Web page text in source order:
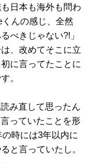
日本も海外も問わ
んの感じ、全然
べきじゃない?!」
、改めてそこに立
に言ってたことに
。
み直して思ったん
っていたことを形
時には3年以内に
と言っていたし。